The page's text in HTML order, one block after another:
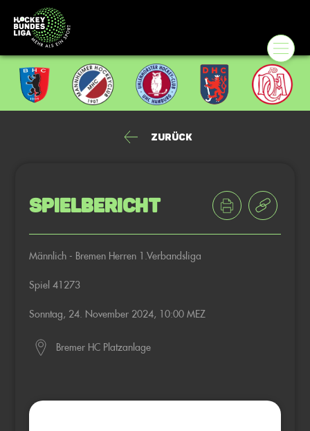
Zurück
Spielbericht
Männlich - Bremen Herren 1.Verbandsliga
Spiel 41273
Sonntag, 24. November 2024, 10:00 MEZ
Bremer HC Platzanlage